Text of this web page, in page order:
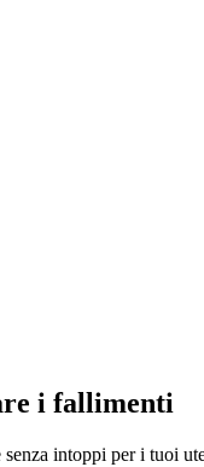
i fallimenti
intoppi per i tuoi